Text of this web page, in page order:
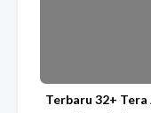
Terbaru 32+ Tera